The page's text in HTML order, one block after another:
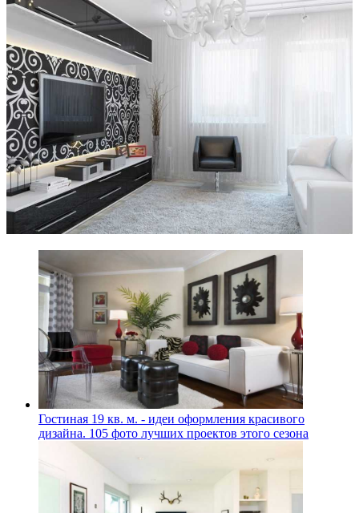
Гостиная 19 кв. м. - идеи оформления красивого
дизайна. 105 фото лучших проектов этого сезона